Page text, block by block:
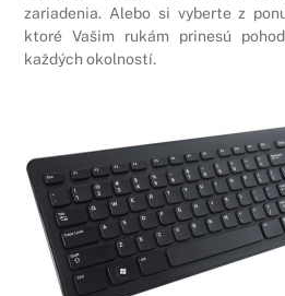
zariadenia. Alebo si vyberte z
ktoré Vašim rukám prinesú
každých okolností.